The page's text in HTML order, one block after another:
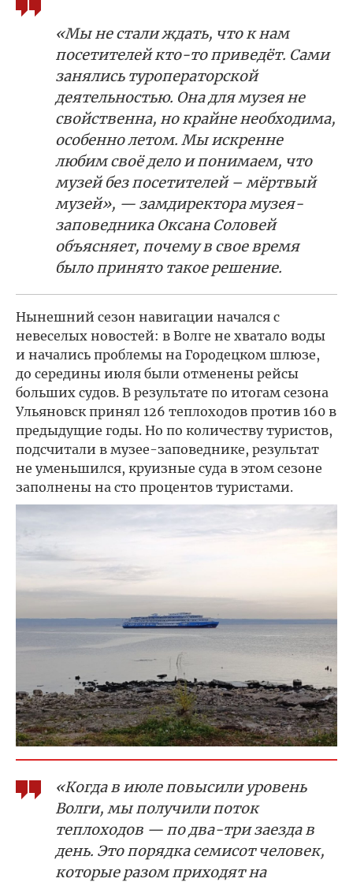
«Мы не стали ждать, что к нам
посетителей кто-то приведёт. Сами
занялись туроператорской
деятельностью. Она для музея не
свойственна, но крайне необходима,
особенно летом. Мы искренне
любим своё дело и понимаем, что
музей без посетителей – мёртвый
музей», — замдиректора музея-
заповедника Оксана Соловей
объясняет, почему в свое время
было принято такое решение.
Нынешний сезон навигации начался с
невеселых новостей: в Волге не хватало воды
и начались проблемы на Городецком шлюзе,
до середины июля были отменены рейсы
больших судов. В результате по итогам сезона
Ульяновск принял 126 теплоходов против 160 в
предыдущие годы. Но по количеству туристов,
подсчитали в музее-заповеднике, результат
не уменьшился, круизные суда в этом сезоне
заполнены на сто процентов туристами.
«Когда в июле повысили уровень
Волги, мы получили поток
теплоходов — по два-три заезда в
день. Это порядка семисот человек,
которые разом приходят на